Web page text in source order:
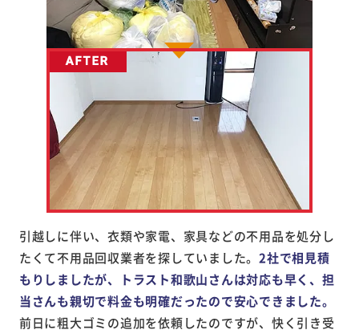
引越しに伴い、衣類や家電、家具などの不用品を処分し
たくて不用品回収業者を探していました。 2社で相見積
もりしましたが、トラスト和歌山さんは対応も早く、担
当さんも親切で料金も明確だったので安心できました。
前日に粗大ゴミの追加を依頼したのですが、快く引き受